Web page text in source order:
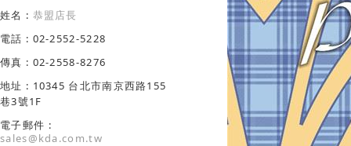
姓名 : 恭盟店長
電話 : 02-2552-5228
傳真 : 02-2558-8276
地址 : 10345 台北市南京西路155
巷3號1F
電子郵件 :
sales@kda.com.tw